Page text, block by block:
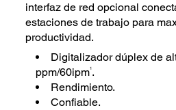
interfaz de red opcional
estaciones de trabajo para
productividad.
Digitalizador dúplex de
ppm/60ipm1.
Rendimiento.
Confiable.